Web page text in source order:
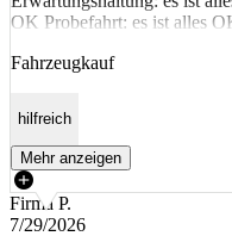
OK Probefahrt: es ist alles
Fahrzeugkauf
hilfreich
Mehr anzeigen
Firma P.
7/29/2026